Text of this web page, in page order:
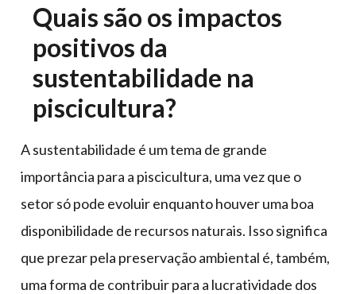
Quais são os impactos
positivos da
sustentabilidade na
piscicultura?
A sustentabilidade é um tema de grande
importância para a piscicultura, uma vez que o
setor só pode evoluir enquanto houver uma boa
disponibilidade de recursos naturais. Isso significa
que prezar pela preservação ambiental é, também,
uma forma de contribuir para a lucratividade dos